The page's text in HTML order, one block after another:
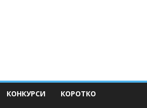
КОНКУРСИ КОРОТКО